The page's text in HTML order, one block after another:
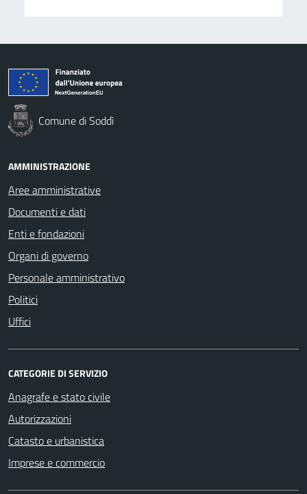
Comune di Soddì
AMMINISTRAZIONE
Aree amministrative
Documenti e dati
Enti e fondazioni
Organi di governo
Personale amministrativo
Politici
Uffici
CATEGORIE DI SERVIZIO
Anagrafe e stato civile
Autorizzazioni
Catasto e urbanistica
Imprese e commercio